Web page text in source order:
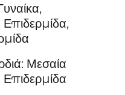
Μεσαία